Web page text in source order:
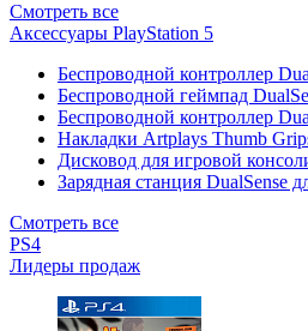
Смотреть все
Аксессуары PlayStation 5
Беспроводной контроллер
Беспроводной геймпад
Беспроводной контроллер
Накладки Artplays Thumb
Дисковод для игровой
Зарядная станция DualSense
Смотреть все
PS4
Лидеры продаж